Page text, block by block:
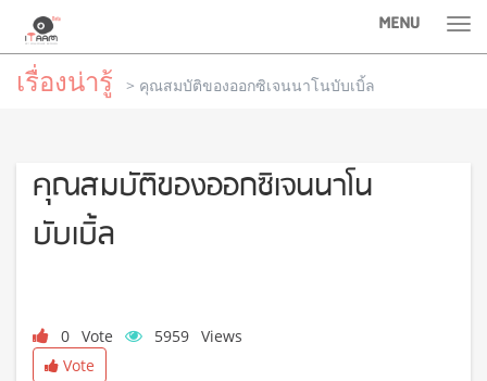
MENU
เรื่องน่ารู้ > คุณสมบัติของออกซิเจนนาโนบับเบิ้ล
คุณสมบัติของออกซิเจนนาโน
บับเบิ้ล
0 Vote 5959 Views
Vote